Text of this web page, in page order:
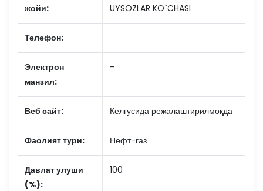
жойи:
UYSOZLAR KO`CHASI
Телефон:
Электрон
манзил:
-
Веб сайт: Келгусида режалаштирилмоқда
Фаолият тури: Нефт-газ
Давлат улуши
(%):
100